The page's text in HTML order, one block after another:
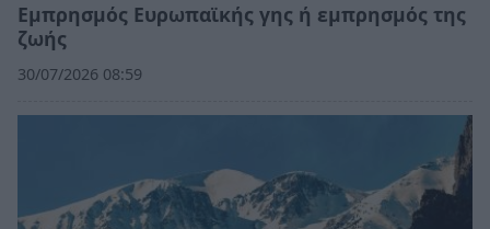
Εμπρησμός Ευρωπαϊκής γης ή εμπρησμός της
ζωής
30/07/2026 08:59